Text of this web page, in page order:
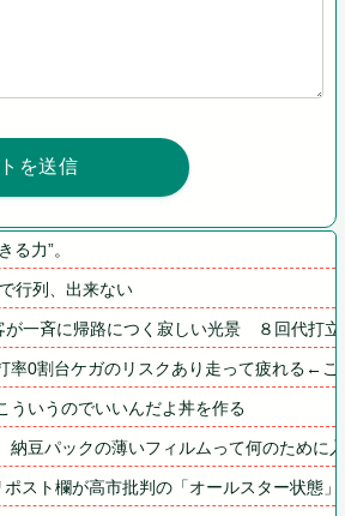
る力”。
行列、出来ない
が一斉に帰路につく寂しい光景　８回代打
率0割台ケガのリスクあり走って疲れる←こ
ういうのでいいんだよ丼を作る
納豆パックの薄いフィルムって何のために
ポスト欄が高市批判の「オールスター状